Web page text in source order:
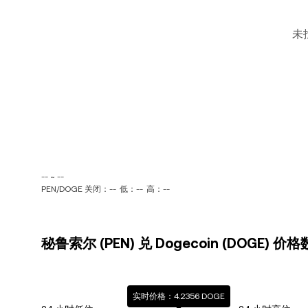
未
-- ~ --
PEN/DOGE 关闭：-- 低：-- 高：--
秘鲁索尔 (PEN) 兑 Dogecoin (DOGE) 价格
实时价格：4.2356 DOGE